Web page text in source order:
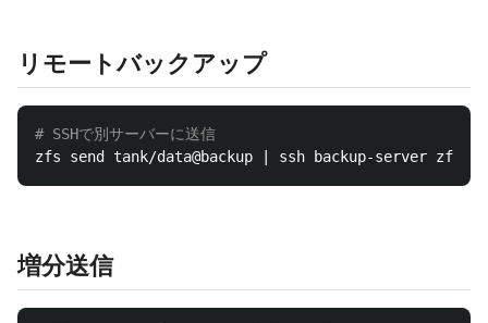
リモートバックアップ
# SSHで別サーバーに送信
増分送信